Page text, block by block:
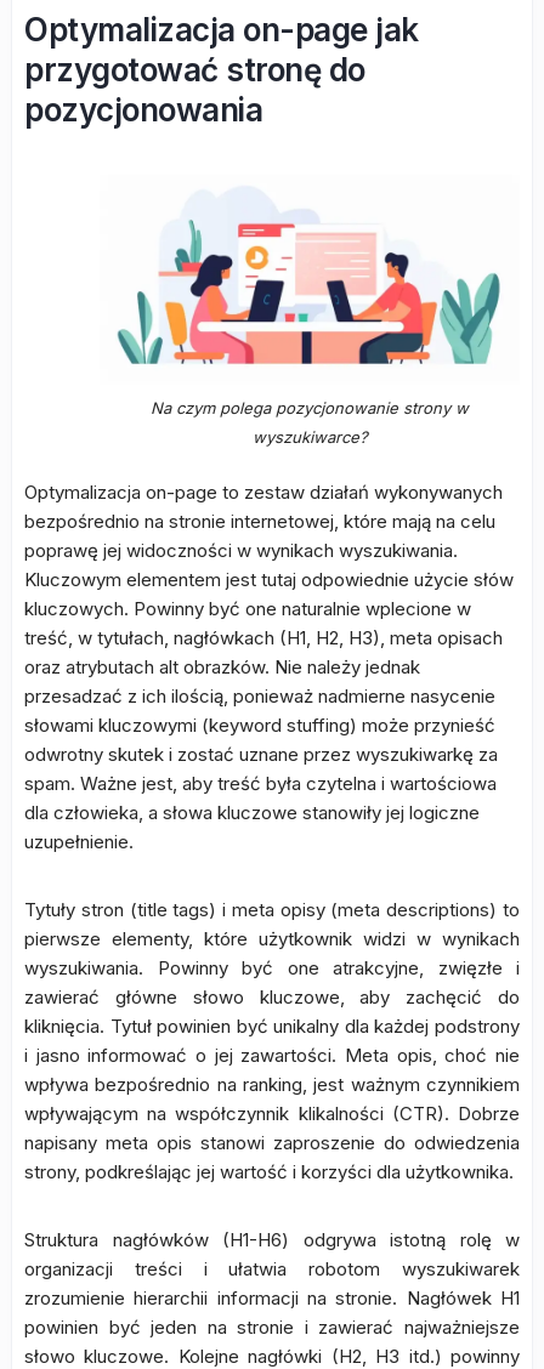
Optymalizacja on-page jak
przygotować stronę do
pozycjonowania
Na czym polega pozycjonowanie strony w
wyszukiwarce?
Optymalizacja on-page to zestaw działań wykonywanych
bezpośrednio na stronie internetowej, które mają na celu
poprawę jej widoczności w wynikach wyszukiwania.
Kluczowym elementem jest tutaj odpowiednie użycie słów
kluczowych. Powinny być one naturalnie wplecione w
treść, w tytułach, nagłówkach (H1, H2, H3), meta opisach
oraz atrybutach alt obrazków. Nie należy jednak
przesadzać z ich ilością, ponieważ nadmierne nasycenie
słowami kluczowymi (keyword stuffing) może przynieść
odwrotny skutek i zostać uznane przez wyszukiwarkę za
spam. Ważne jest, aby treść była czytelna i wartościowa
dla człowieka, a słowa kluczowe stanowiły jej logiczne
uzupełnienie.
Tytuły stron (title tags) i meta opisy (meta descriptions) to
pierwsze elementy, które użytkownik widzi w wynikach
wyszukiwania. Powinny być one atrakcyjne, zwięzłe i
zawierać główne słowo kluczowe, aby zachęcić do
kliknięcia. Tytuł powinien być unikalny dla każdej podstrony
i jasno informować o jej zawartości. Meta opis, choć nie
wpływa bezpośrednio na ranking, jest ważnym czynnikiem
wpływającym na współczynnik klikalności (CTR). Dobrze
napisany meta opis stanowi zaproszenie do odwiedzenia
strony, podkreślając jej wartość i korzyści dla użytkownika.
Struktura nagłówków (H1-H6) odgrywa istotną rolę w
organizacji treści i ułatwia robotom wyszukiwarek
zrozumienie hierarchii informacji na stronie. Nagłówek H1
powinien być jeden na stronie i zawierać najważniejsze
słowo kluczowe. Kolejne nagłówki (H2, H3 itd.) powinny